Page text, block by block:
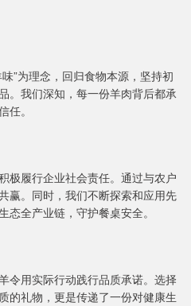
”为理念，回归食物本源，坚持初
。我们深知，每一份羊肉背后都承
任。
极履行企业社会责任。通过与农户
赢。同时，我们不断探索和应用先
全产业链，守护餐桌安全。
令用实际行动践行品质承诺。选择
的礼物，更是传递了一份对健康生